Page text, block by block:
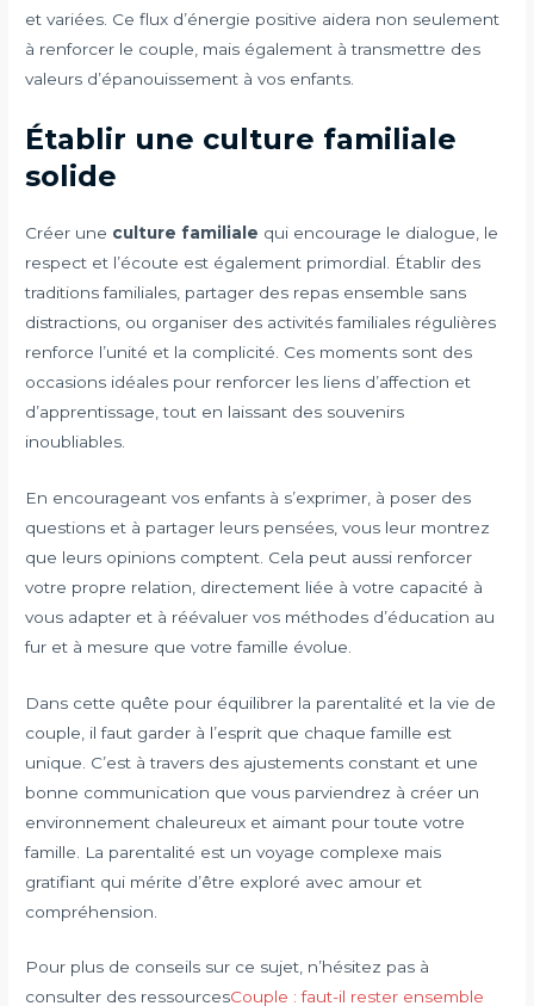
et variées. Ce flux d’énergie positive aidera non seulement
à renforcer le couple, mais également à transmettre des
valeurs d’épanouissement à vos enfants.
Établir une culture familiale
solide
Créer une culture familiale qui encourage le dialogue, le
respect et l’écoute est également primordial. Établir des
traditions familiales, partager des repas ensemble sans
distractions, ou organiser des activités familiales régulières
renforce l’unité et la complicité. Ces moments sont des
occasions idéales pour renforcer les liens d’affection et
d’apprentissage, tout en laissant des souvenirs
inoubliables.
En encourageant vos enfants à s’exprimer, à poser des
questions et à partager leurs pensées, vous leur montrez
que leurs opinions comptent. Cela peut aussi renforcer
votre propre relation, directement liée à votre capacité à
vous adapter et à réévaluer vos méthodes d’éducation au
fur et à mesure que votre famille évolue.
Dans cette quête pour équilibrer la parentalité et la vie de
couple, il faut garder à l’esprit que chaque famille est
unique. C’est à travers des ajustements constant et une
bonne communication que vous parviendrez à créer un
environnement chaleureux et aimant pour toute votre
famille. La parentalité est un voyage complexe mais
gratifiant qui mérite d’être exploré avec amour et
compréhension.
Pour plus de conseils sur ce sujet, n’hésitez pas à
consulter des ressourcesCouple : faut-il rester ensemble